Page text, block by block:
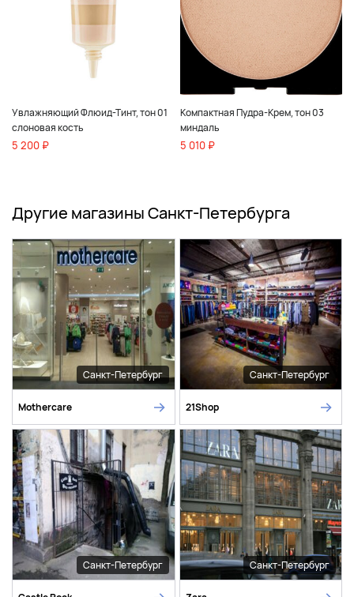
Увлажняющий Флюид-Тинт, тон 01
слоновая кость
5 200 ₽
Компактная Пудра-Крем, тон 03
миндаль
5 010 ₽
Другие магазины Санкт-Петербурга
Санкт-Петербург
Mothercare
Санкт-Петербург
21Shop
Санкт-Петербург Санкт-Петербург